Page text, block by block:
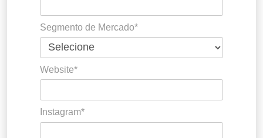
Segmento de Mercado*
Website*
Instagram*